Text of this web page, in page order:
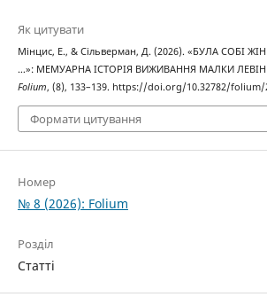
Як цитувати
Мінцис, Е., & Сільверман, Д. (2026). «БУЛА СОБІ
…»: МЕМУАРНА ІСТОРІЯ ВИЖИВАННЯ МАЛКИ
Folium, (8), 133–139. https://doi.org/10.32782/folium/
Формати цитування
Номер
№ 8 (2026): Folium
Розділ
Статті